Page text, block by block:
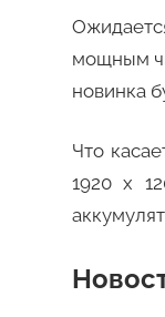
мощным
новинка
Что
1920 x